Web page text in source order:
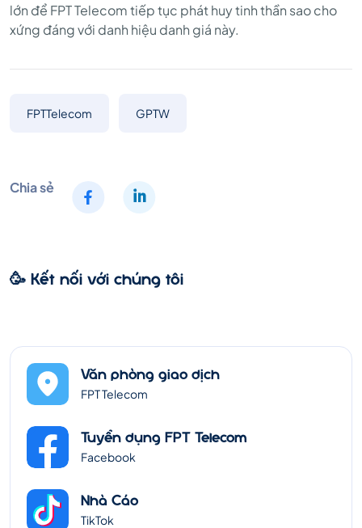
lớn để FPT Telecom tiếp tục phát huy tinh thần sao cho
xứng đáng với danh hiệu danh giá này.
FPTTelecom GPTW
Chia sẻ
🥳 Kết nối với chúng tôi
Văn phòng giao dịch
FPT Telecom
Tuyển dụng FPT Telecom
Facebook
Nhà Cáo
TikTok